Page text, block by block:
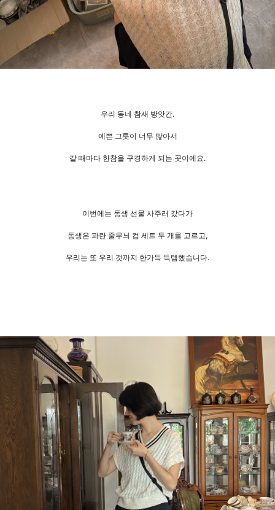
우리 동네 참새 방앗간.
예쁜 그릇이 너무 많아서
갈 때마다 한참을 구경하게 되는 곳이에요.
이번에는 동생 선물 사주러 갔다가
동생은 파란 줄무늬 컵 세트 두 개를 고르고,
우리는 또 우리 것까지 한가득 득템했습니다.